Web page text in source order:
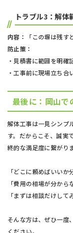
トラブル3：解体
内容：
「この塀は残
防止策：
・見積書に範囲を明確
・工事前に現場立ち合
最後に：岡山で
解体工事は一見シンプ
す。だからこそ、誠実
終的な満足度に繋がりま
「どこに頼めばいいか
「費用の相場が分から
「まずは相談だけして
そんな方は、ぜひ一度
ください。